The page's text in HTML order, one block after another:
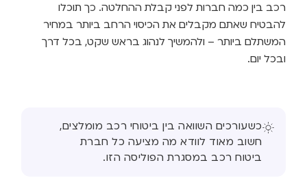
רכב בין כמה חברות לפני קבלת ההחלטה. כך תוכלו
להבטיח שאתם מקבלים את הכיסוי הרחב ביותר במחיר
המשתלם ביותר – ולהמשיך לנהוג בראש שקט, בכל דרך
ובכל יום.
כשעורכים השוואה בין ביטוחי רכב מומלצים,
חשוב מאוד לוודא מה מציעה כל חברת
ביטוח רכב במסגרת הפוליסה הזו.